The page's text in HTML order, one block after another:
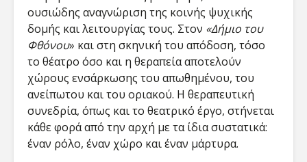
ουσιώδης αναγνώριση της κοινής ψυχικής
δομής και λειτουργίας τους. Στον «Δήμιο του
Φθόνου» και στη σκηνική του απόδοση, τόσο
το θέατρο όσο και η θεραπεία αποτελούν
χώρους ενσάρκωσης του απωθημένου, του
ανείπωτου και του οριακού​. Η θεραπευτική
συνεδρία, όπως και το θεατρικό έργο, στήνεται
κάθε φορά από την αρχή με τα ίδια συστατικά:
έναν ρόλο, έναν χώρο και έναν μάρτυρα.